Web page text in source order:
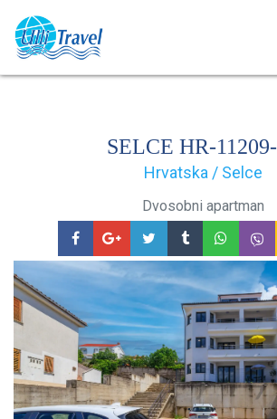
SELCE HR-
Hrvatska / Selce
Dvosobni apartman